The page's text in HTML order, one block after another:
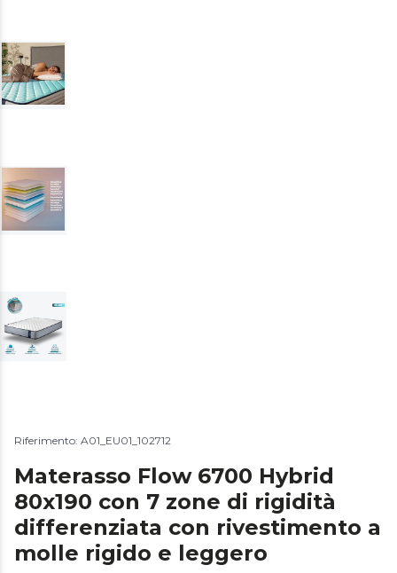
Riferimento: A01_EU01_102712
Materasso Flow 6700 Hybrid
80x190 con 7 zone di rigidità
differenziata con rivestimento a
molle rigido e leggero